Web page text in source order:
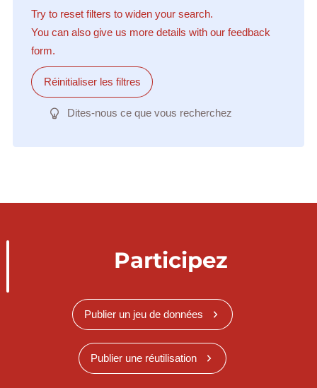
Try to reset filters to widen your search.
You can also give us more details with our feedback
form.
Réinitialiser les filtres
Dites-nous ce que vous recherchez
Participez
Publier un jeu de données
Publier une réutilisation